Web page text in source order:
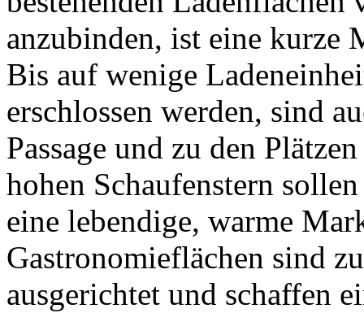
anzubinden, ist eine kurze
Bis auf wenige
erschlossen werden, sind
Passage und zu den
hohen Schaufenstern
eine lebendige, warme
Gastronomieflächen sind
ausgerichtet und schaffen